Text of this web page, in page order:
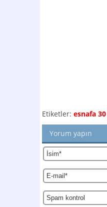
Etiketler: esnafa
Yorum yapın